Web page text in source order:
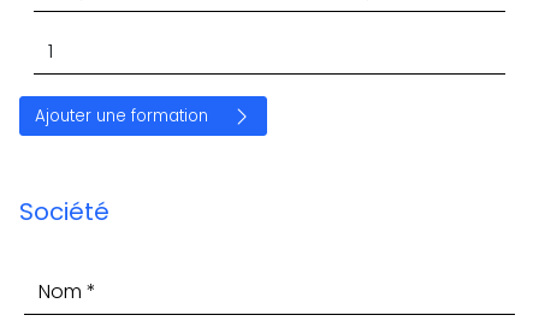
Nombre de participants
Société